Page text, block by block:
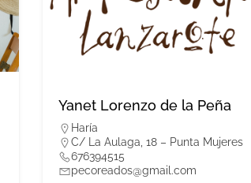
Yanet Lorenzo de la Peña
Haría
C/ La Aulaga, 18 – Punta Mujeres
676394515
pecoreados@gmail.com